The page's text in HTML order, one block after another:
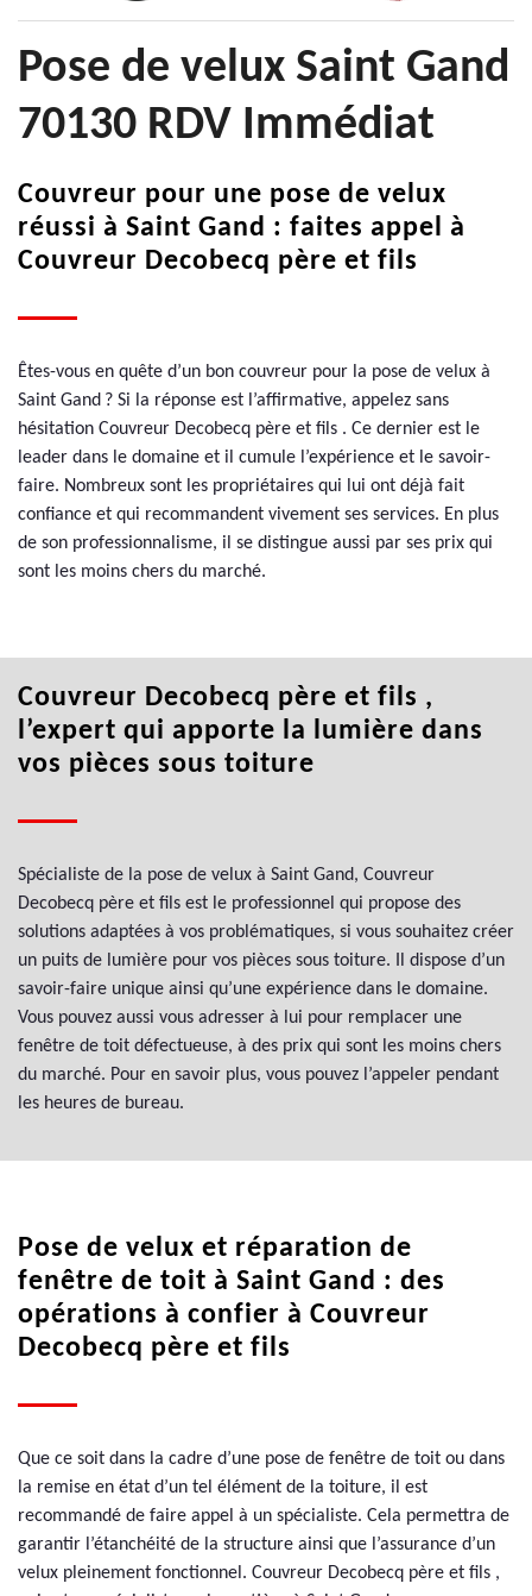
Pose de velux Saint Gand
70130 RDV Immédiat
Couvreur pour une pose de velux
réussi à Saint Gand : faites appel à
Couvreur Decobecq père et fils
Êtes-vous en quête d’un bon couvreur pour la pose de velux à
Saint Gand ? Si la réponse est l’affirmative, appelez sans
hésitation Couvreur Decobecq père et fils . Ce dernier est le
leader dans le domaine et il cumule l’expérience et le savoir-
faire. Nombreux sont les propriétaires qui lui ont déjà fait
confiance et qui recommandent vivement ses services. En plus
de son professionnalisme, il se distingue aussi par ses prix qui
sont les moins chers du marché.
Couvreur Decobecq père et fils ,
l’expert qui apporte la lumière dans
vos pièces sous toiture
Spécialiste de la pose de velux à Saint Gand, Couvreur
Decobecq père et fils est le professionnel qui propose des
solutions adaptées à vos problématiques, si vous souhaitez créer
un puits de lumière pour vos pièces sous toiture. Il dispose d’un
savoir-faire unique ainsi qu’une expérience dans le domaine.
Vous pouvez aussi vous adresser à lui pour remplacer une
fenêtre de toit défectueuse, à des prix qui sont les moins chers
du marché. Pour en savoir plus, vous pouvez l’appeler pendant
les heures de bureau.
Pose de velux et réparation de
fenêtre de toit à Saint Gand : des
opérations à confier à Couvreur
Decobecq père et fils
Que ce soit dans la cadre d’une pose de fenêtre de toit ou dans
la remise en état d’un tel élément de la toiture, il est
recommandé de faire appel à un spécialiste. Cela permettra de
garantir l’étanchéité de la structure ainsi que l’assurance d’un
velux pleinement fonctionnel. Couvreur Decobecq père et fils ,